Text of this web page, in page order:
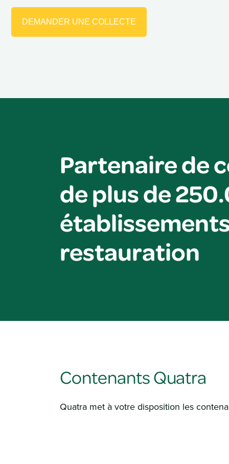
DEMANDER UNE COLLECTE
Partenaire de
de plus de
restauration
Contenants Quatra
Quatra met à votre disposition les